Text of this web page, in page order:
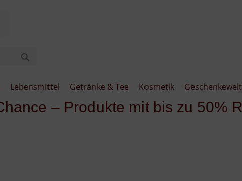
Lebensmittel Getränke & Tee Kosmetik Geschenkewelt